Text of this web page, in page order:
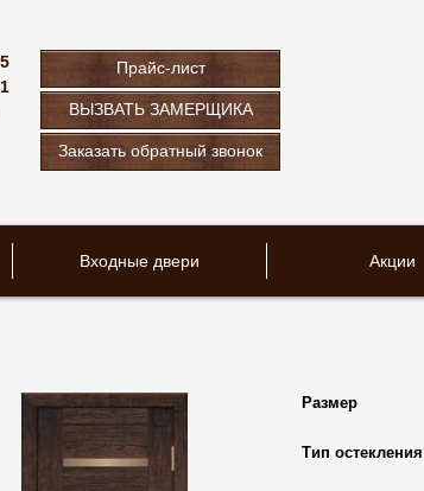
Прайс-лист
ВЫЗВАТЬ ЗАМЕРЩИКА
Заказать обратный звонок
Входные двери Акции
Размер
Тип остекления